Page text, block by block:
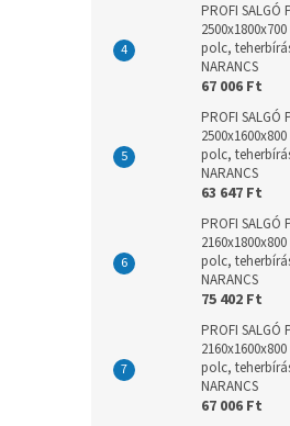
PROFI SALGÓ
polc,
NARANCS
67 006 Ft
PROFI SALGÓ
polc,
NARANCS
63 647 Ft
PROFI SALGÓ
polc,
NARANCS
75 402 Ft
PROFI SALGÓ
polc,
NARANCS
67 006 Ft